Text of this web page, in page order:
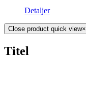
Detaljer
Close product quick view×
Titel